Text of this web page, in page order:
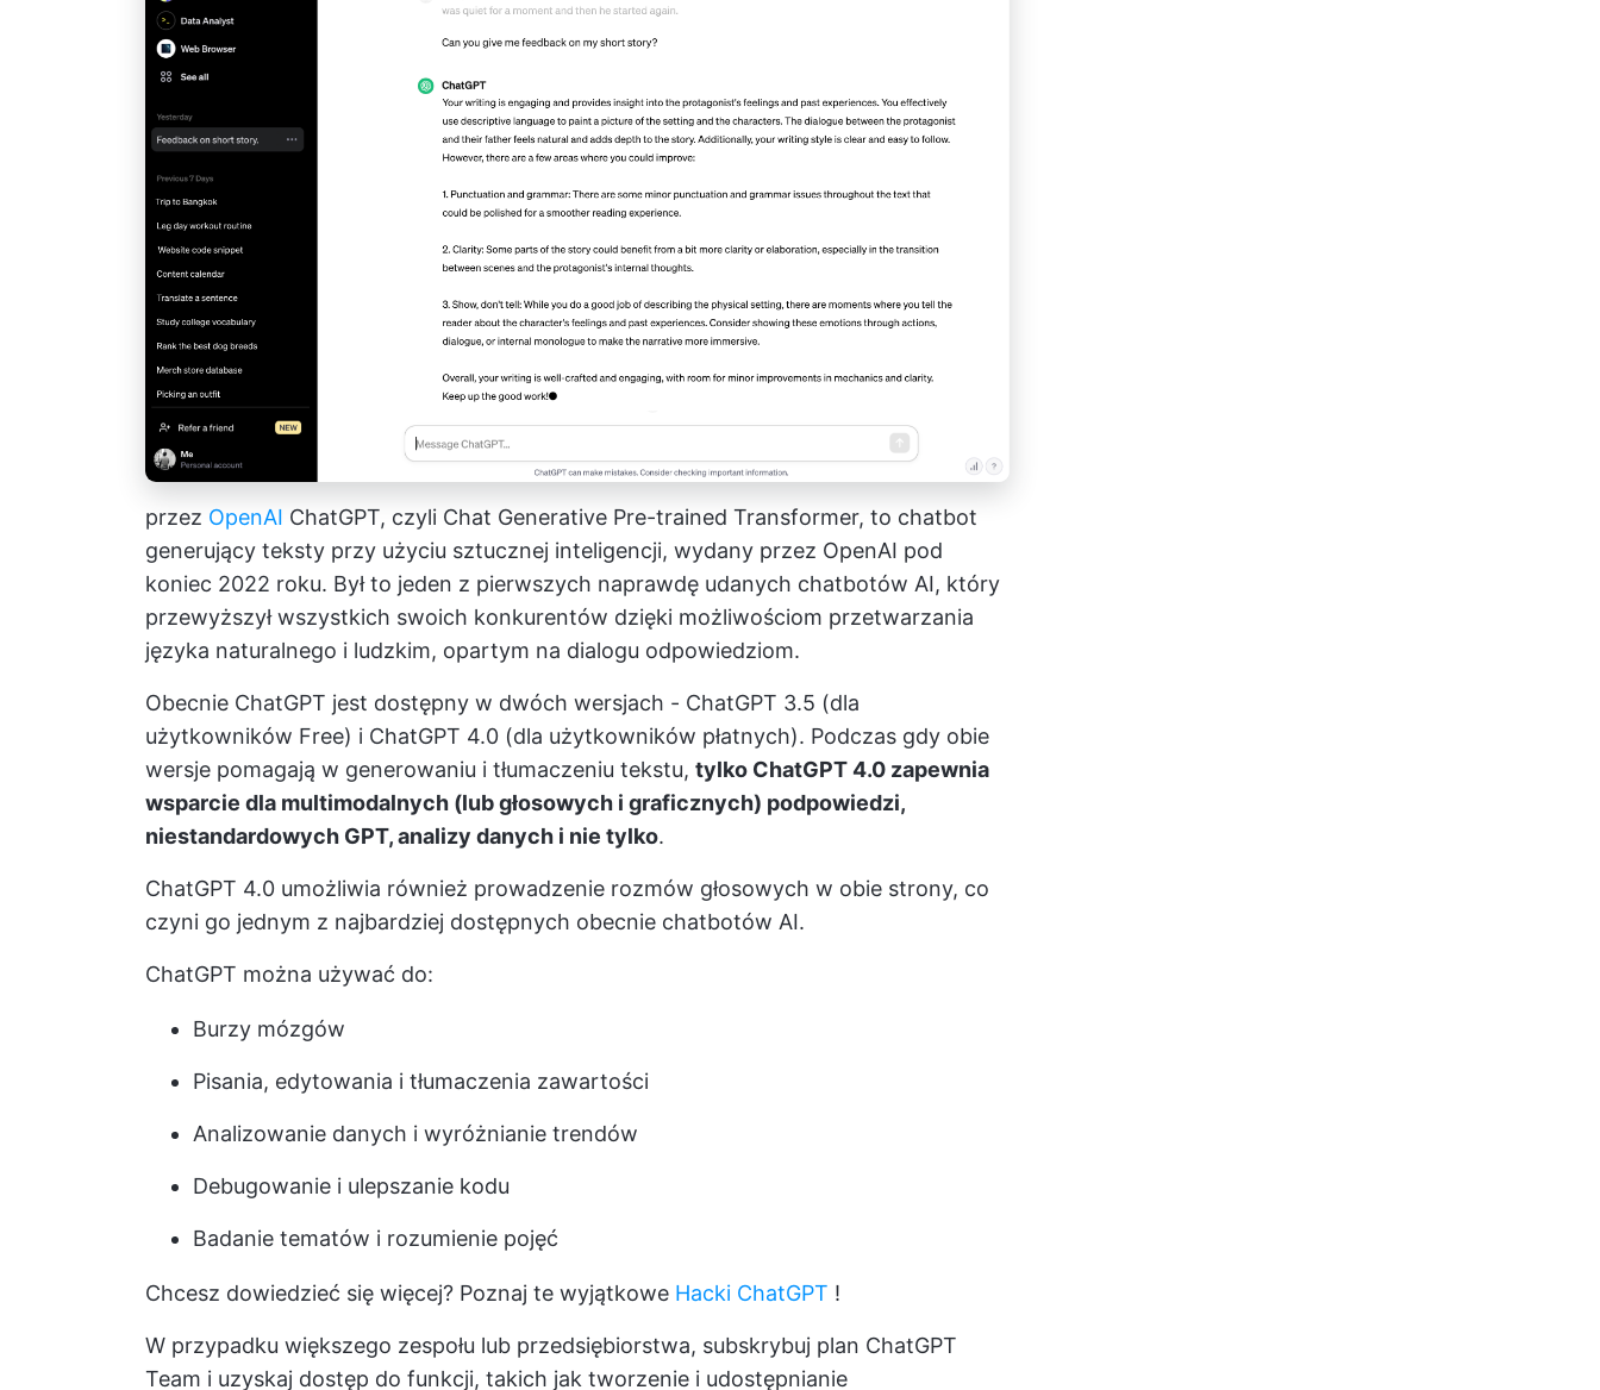
przez OpenAI ChatGPT, czyli Chat Generative Pre-trained Transformer, to chatbot
generujący teksty przy użyciu sztucznej inteligencji, wydany przez OpenAI pod
koniec 2022 roku. Był to jeden z pierwszych naprawdę udanych chatbotów AI, który
przewyższył wszystkich swoich konkurentów dzięki możliwościom przetwarzania
języka naturalnego i ludzkim, opartym na dialogu odpowiedziom.
Obecnie ChatGPT jest dostępny w dwóch wersjach - ChatGPT 3.5 (dla
użytkowników Free) i ChatGPT 4.0 (dla użytkowników płatnych). Podczas gdy obie
wersje pomagają w generowaniu i tłumaczeniu tekstu, tylko ChatGPT 4.0 zapewnia
wsparcie dla multimodalnych (lub głosowych i graficznych) podpowiedzi,
niestandardowych GPT, analizy danych i nie tylko.
ChatGPT 4.0 umożliwia również prowadzenie rozmów głosowych w obie strony, co
czyni go jednym z najbardziej dostępnych obecnie chatbotów AI.
ChatGPT można używać do:
Burzy mózgów
Pisania, edytowania i tłumaczenia zawartości
Analizowanie danych i wyróżnianie trendów
Debugowanie i ulepszanie kodu
Badanie tematów i rozumienie pojęć
Chcesz dowiedzieć się więcej? Poznaj te wyjątkowe Hacki ChatGPT !
W przypadku większego zespołu lub przedsiębiorstwa, subskrybuj plan ChatGPT
Team i uzyskaj dostęp do funkcji, takich jak tworzenie i udostępnianie